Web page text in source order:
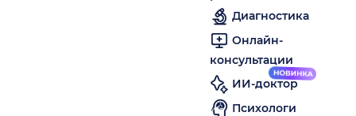
Диагностика
Онлайн-
консультации
ИИ-доктор
Психологи